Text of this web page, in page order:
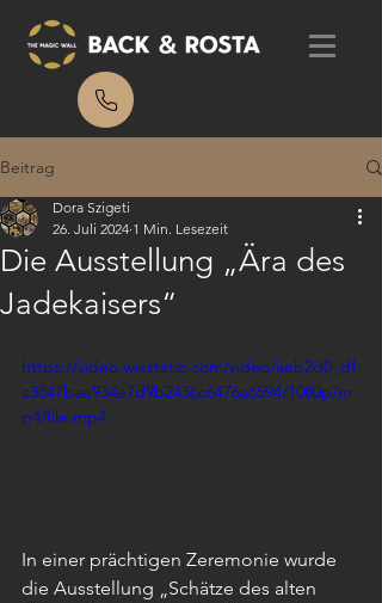
Beitrag
Die Ausstellung „Ära des
Jadekaisers“
Dora Szigeti
26. Juli 2024 1 Min. Lesezeit
https://video.wixstatic.com/video/aeb2d0_df
c3847bae934e7d9b2436c6476a6594/1080p/m
p4/file.mp4
In einer prächtigen Zeremonie wurde
die Ausstellung „Schätze des alten